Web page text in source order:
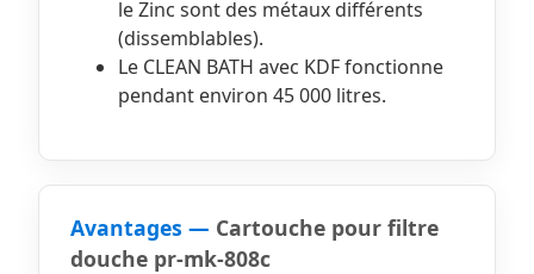
le Zinc sont des métaux différents
(dissemblables).
Le CLEAN BATH avec KDF fonctionne
pendant environ 45 000 litres.
Avantages — Cartouche pour filtre
douche pr-mk-808c